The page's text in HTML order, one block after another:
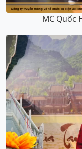
MC Quốc